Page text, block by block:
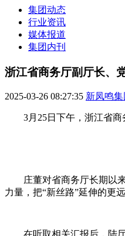
集团动态
行业资讯
媒体报道
集团内刊
浙江省商务厅副厅长、
2025-03-26 08:27:35 新凤鸣
3月25日下午，浙江省
庄董对省商务厅长期以
力量，把“新丝路”延伸的更